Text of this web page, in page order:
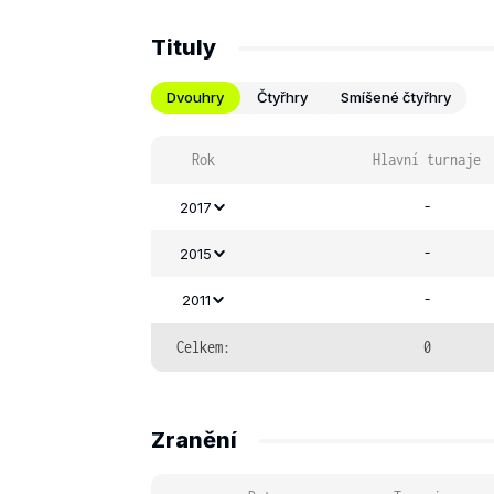
Tituly
Dvouhry Čtyřhry Smíšené čtyřhry
Rok Hlavní turnaje
2017 -
2015 -
2011 -
Celkem: 0
Zranění